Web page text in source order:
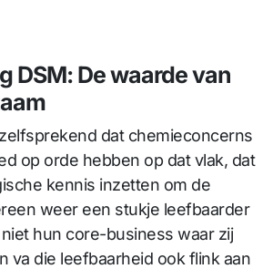
DSM: De waarde van
dat chemieconcerns
op orde hebben op dat vlak, dat
kennis inzetten om de
weer een stukje leefbaarder
hun core-business waar zij
va die leefbaarheid ook flink aan